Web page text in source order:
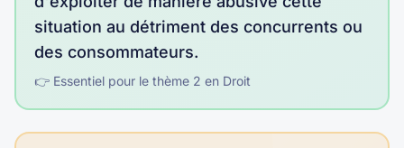
situation au détriment des concurrents ou
des consommateurs.
👉 Essentiel pour le thème 2 en Droit